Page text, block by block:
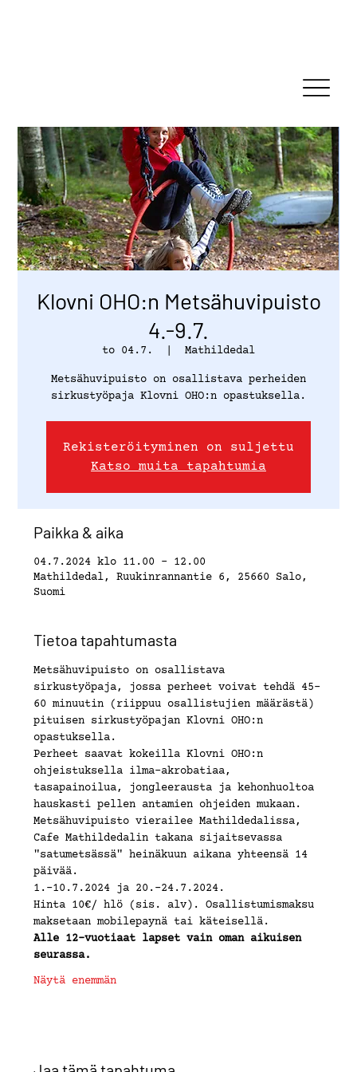
Klovni OHO:n Metsähuvipuisto
4.-9.7.
to 04.7. Mathildedal
Metsähuvipuisto on osallistava perheiden
sirkustyöpaja Klovni OHO:n opastuksella.
Rekisteröityminen on suljettu
Katso muita tapahtumia
Paikka & aika
04.7.2024 klo 11.00 – 12.00
Mathildedal, Ruukinrannantie 6, 25660 Salo,
Suomi
Tietoa tapahtumasta
Metsähuvipuisto on osallistava
sirkustyöpaja, jossa perheet voivat tehdä 45-
60 minuutin (riippuu osallistujien määrästä)
pituisen sirkustyöpajan Klovni OHO:n
opastuksella.
Perheet saavat kokeilla Klovni OHO:n
ohjeistuksella ilma-akrobatiaa,
tasapainoilua, jongleerausta ja kehonhuoltoa
hauskasti pellen antamien ohjeiden mukaan.
Metsähuvipuisto vierailee Mathildedalissa,
Cafe Mathildedalin takana sijaitsevassa
"satumetsässä" heinäkuun aikana yhteensä 14
päivää.
1.-10.7.2024 ja 20.-24.7.2024.
Hinta 10€/ hlö (sis. alv). Osallistumismaksu
maksetaan mobilepaynä tai käteisellä.
Alle 12-vuotiaat lapset vain oman aikuisen
seurassa.
Näytä enemmän